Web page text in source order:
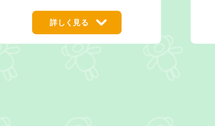
詳しく見る